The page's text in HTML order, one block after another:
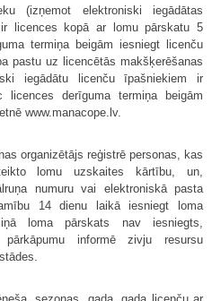
(izņemot elektroniski iegādātas
licences kopā ar lomu pārskatu 5
termiņa beigām iesniegt licenču
pastu uz licencētās makšķerēšanas
iegādātu licenču īpašniekiem ir
derīguma termiņa beigām
www.manacope.lv.
organizētājs reģistrē personas, kas
lomu uzskaites kārtību, un,
numuru vai elektroniskā pasta
14 dienu laikā iesniegt loma
loma pārskats nav iesniegts,
informē zivju resursu